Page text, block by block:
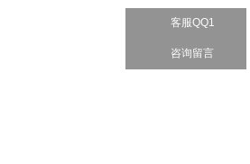
客服QQ1
咨询留言